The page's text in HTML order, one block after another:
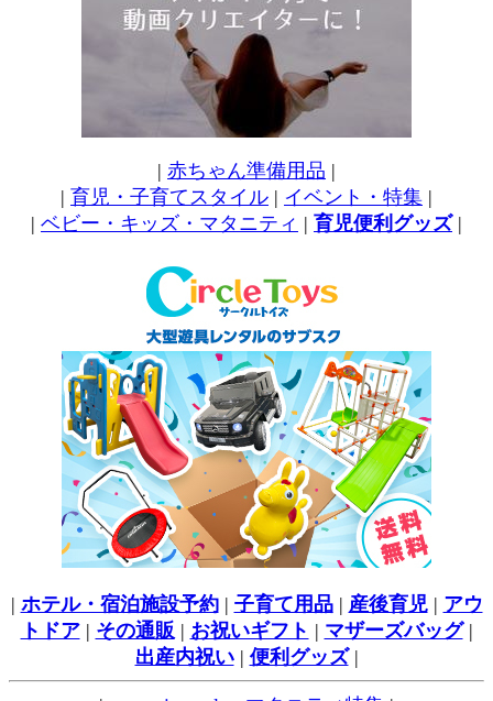
| 赤ちゃん準備用品 |
| 育児・子育てスタイル | イベント・特集 |
| ベビー・キッズ・マタニティ | 育児便利グッズ|
| ホテル・宿泊施設予約| 子育て用品| 産後育児| アウ
トドア| その通販 | お祝いギフト | マザーズバッグ|
出産内祝い| 便利グッズ|